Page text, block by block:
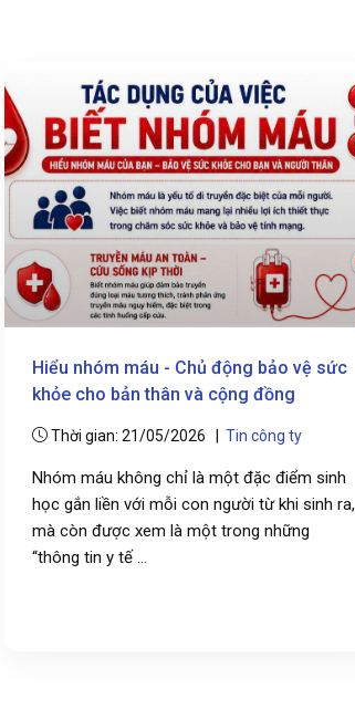
Hiểu nhóm máu - Chủ động bảo vệ sức
khỏe cho bản thân và cộng đồng
Thời gian: 21/05/2026 | Tin công ty
Nhóm máu không chỉ là một đặc điểm sinh
học gắn liền với mỗi con người từ khi sinh ra,
mà còn được xem là một trong những
“thông tin y tế ...